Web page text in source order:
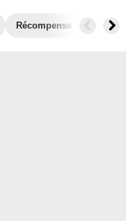
Récompenses Photos